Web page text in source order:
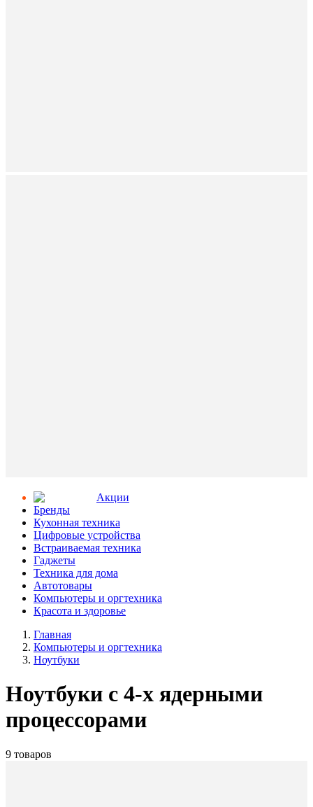
Aкции
Бренды
Кухонная техника
Цифровые устройства
Встраиваемая техника
Гаджеты
Техника для дома
Автотовары
Компьютеры и оргтехника
Красота и здоровье
Главная
Компьютеры и оргтехника
Ноутбуки
Ноутбуки с 4-х ядерными
процессорами
9 товаров